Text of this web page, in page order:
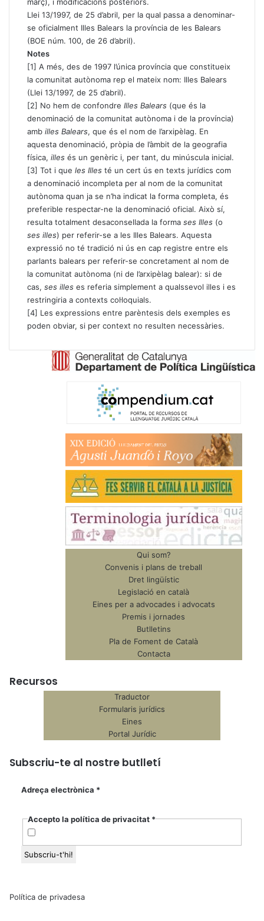
Llei 13/1997, de 25 d’abril, per la qual passa a denominar-
se oficialment Illes Balears la província de les Balears
(BOE núm. 100, de 26 d’abril).
Notes
[1] A més, des de 1997 l’única província que constitueix
la comunitat autònoma rep el mateix nom: Illes Balears
(Llei 13/1997, de 25 d’abril).
[2] No hem de confondre Illes Balears (que és la
denominació de la comunitat autònoma i de la província)
amb illes Balears, que és el nom de l’arxipèlag. En
aquesta denominació, pròpia de l’àmbit de la geografia
física, illes és un genèric i, per tant, du minúscula inicial.
[3] Tot i que les Illes té un cert ús en texts jurídics com
a denominació incompleta per al nom de la comunitat
autònoma quan ja se n’ha indicat la forma completa, és
preferible respectar-ne la denominació oficial. Això sí,
resulta totalment desaconsellada la forma ses Illes (o
ses illes) per referir-se a les Illes Balears. Aquesta
expressió no té tradició ni ús en cap registre entre els
parlants balears per referir-se concretament al nom de
la comunitat autònoma (ni de l’arxipèlag balear): si de
cas, ses illes es referia simplement a qualssevol illes i es
restringiria a contexts col·loquials.
[4] Les expressions entre parèntesis dels exemples es
poden obviar, si per context no resulten necessàries.
Qui som?
Convenis i plans de treball
Dret lingüístic
Legislació en català
Eines per a advocades i advocats
Premis i jornades
Butlletins
Pla de Foment de Català
Contacta
Recursos
Traductor
Formularis jurídics
Eines
Portal Jurídic
Subscriu-te al nostre butlletí
Adreça electrònica *
Accepto la política de privacitat *
Política de privadesa